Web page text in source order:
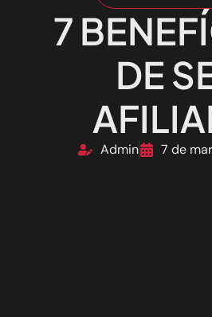
7
DE
Admin 7 de